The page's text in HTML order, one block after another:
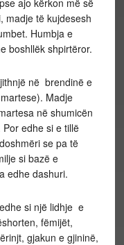
ajo kërkon më së
madje të kujdesesh
Humbja e
boshllëk shpirtëror.
në brendinë e
Madje
në shumicën
edhe si e tillë
se pa të
si bazë e
edhe dashuri.
si një lidhje e
fëmijët,
gjakun e gjininë,